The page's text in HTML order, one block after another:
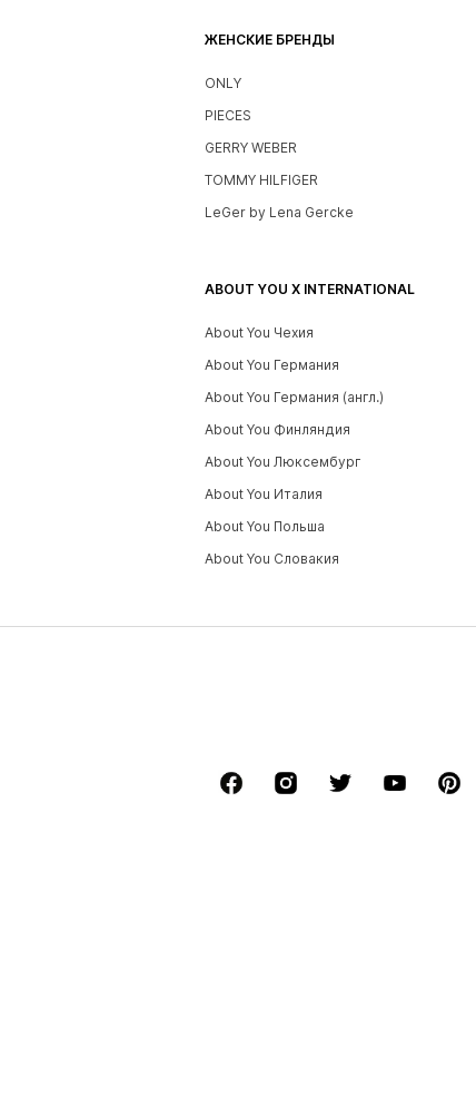
ЖЕНСКИЕ БРЕНДЫ
ONLY
PIECES
GERRY WEBER
TOMMY HILFIGER
LeGer by Lena Gercke
ABOUT YOU X INTERNATIONAL
About You Чехия
About You Германия
About You Германия (англ.)
About You Финляндия
About You Люксембург
About You Италия
About You Польша
About You Словакия